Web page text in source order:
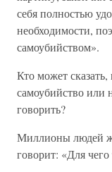
себя полностью
необходимости,
самоубийством».
Кто может
самоубийство или
говорить?
Миллионы людей
говорит: «Для